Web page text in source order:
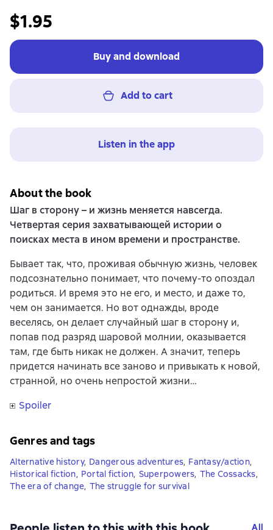
$1.95
Buy and download
Add to cart
Listen in the app
About the book
Шаг в сторону – и жизнь меняется навсегда.
Четвертая серия захватывающей истории о
поисках места в ином времени и пространстве.
Бывает так, что, проживая обычную жизнь, человек
подсознательно понимает, что почему-то опоздал
родиться. И время это не его, и место, и даже то,
чем он занимается. Но вот однажды, вроде
веселясь, он делает случайный шаг в сторону и,
попав под разряд шаровой молнии, оказывается
там, где быть никак не должен. А значит, теперь
придется начинать все заново и привыкать к новой,
странной, но очень непростой жизни…
Spoiler
Genres and tags
Alternative history, Dangerous adventures, Fantasy/action,
Historical fiction, Portal fiction, Superpowers, The Cossacks,
The era of change, The struggle for survival
All